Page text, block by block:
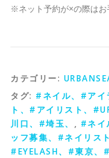
※ネット予約が×の際はお
カテゴリー:
タグ: #ネイル、#アイ
ト、#アイリスト、
川口、#埼玉、 , #ネイ
ッフ募集、#ネイリス
#EYELASH、#東京、